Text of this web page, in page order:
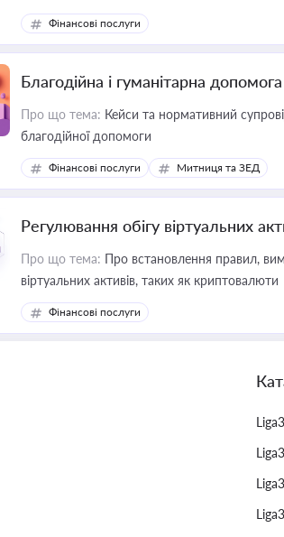
Фінансові послуги
Благодійна і гуманітарна допомога
Про що тема: Кейси та нормативний
благодійної допомоги
Фінансові послуги Митниця та ЗЕД
Регулювання обігу віртуальних
Про що тема: Про встановлення правил,
віртуальних активів, таких як криптовалюти
Фінансові послуги